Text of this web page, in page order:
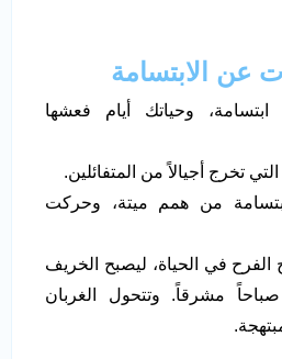
وحياتك أيام فعشها
تخرج أجيالاً من المتفائلين.
من همم ميتة، وحركت
الفرح في الحياة، ليصبح الخريف
صباحاً مشرقاً. وتتحول الغربان